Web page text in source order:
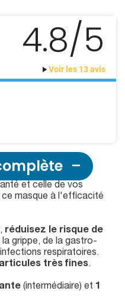
4.8/5
Voir les 13 avis
et celle de vos
masque à l'efficacité
réduisez le risque de
la grippe, de la gastro-
respiratoires.
très fines.
(intermédiaire) et 1